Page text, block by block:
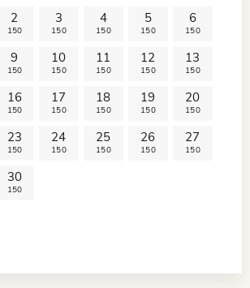
2
150
3
150
4
150
5
150
6
150
9
150
10
150
11
150
12
150
13
150
16
150
17
150
18
150
19
150
20
150
23
150
24
150
25
150
26
150
27
150
30
150